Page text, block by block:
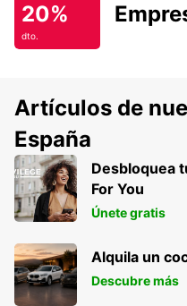
20%
dto.
Artículos de
España
Desbloquea
For You
Únete gratis
Alquila un
Descubre más